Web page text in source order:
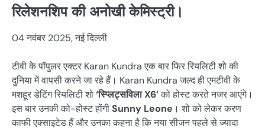
रिलेशनशिप की अनोखी केमिस्ट्री।
04 नवंबर 2025, नई दिल्ली
टीवी के पॉपुलर एक्टर Karan Kundra एक बार फिर रियलिटी शो की
दुनिया में वापसी करने जा रहे हैं। Karan Kundra जल्द ही एमटीवी के
मशहूर डेटिंग रियलिटी शो‘स्प्लिट्सविला X6’को होस्ट करते नजर आएंगे।
इस बार उनकी को-होस्ट होंगीSunny Leone । शो को लेकर करण
काफी एक्साइटेड हैं और उनका कहना है कि नया सीजन पहले से ज्यादा